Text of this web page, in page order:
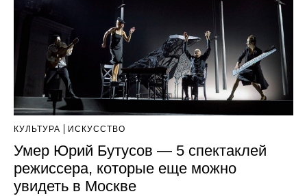
КУЛЬТУРА ИСКУССТВО
Умер Юрий Бутусов — 5 спектаклей
режиссера, которые еще можно
увидеть в Москве